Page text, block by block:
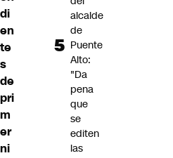
di
en
te
s
de
pri
m
er
ni
alcalde
de
Puente
Alto:
"Da
pena
que
se
editen
las